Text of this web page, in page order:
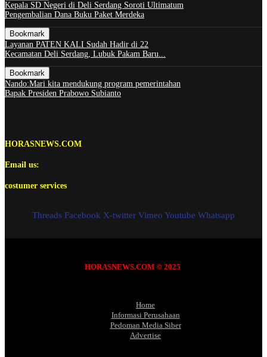
Kepala SD Negeri di Deli Serdang Soroti Ultimatum
Pengembalian Dana Buku Paket Merdeka
Bookmark
Layanan PATEN KALI Sudah Hadir di 22
Kecamatan Deli Serdang, Lubuk Pakam Baru...
Bookmark
Nando:Mari kita mendukung program pemerintahan
Bapak Presiden Prabowo Subianto
HORASNEWS.COM
Email us:
costumer services
Threads Facebook X-twitter Vimeo Youtube Whatsapp
HORASNEWS.COM © 2025
Home
Informasi Perusahaan
Pedoman Media Siber
Advertise